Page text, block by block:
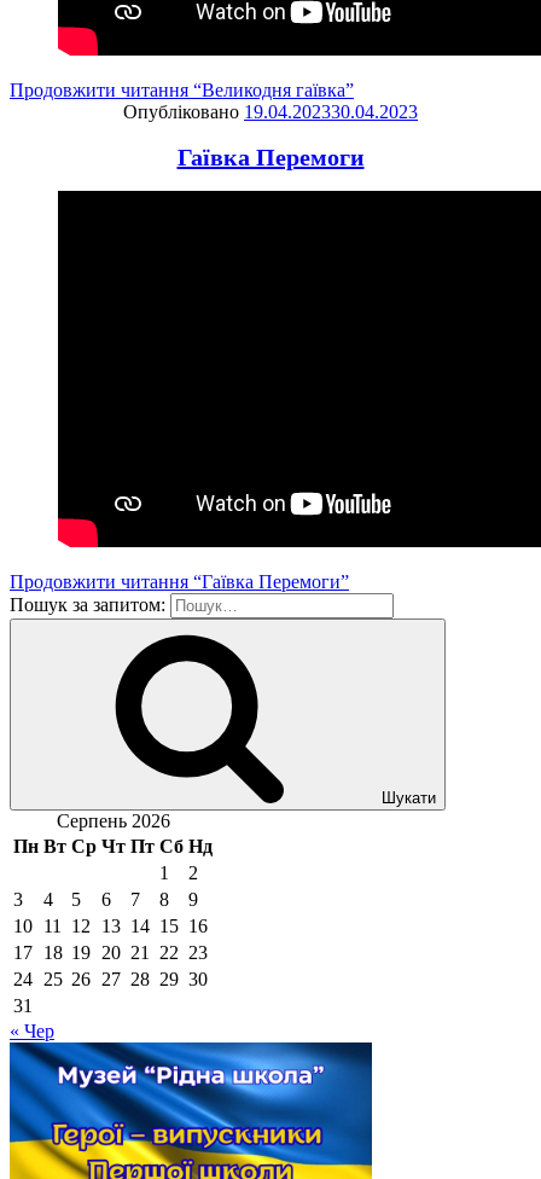
Продовжити читання “Великодня гаївка”
Опубліковано 19.04.202330.04.2023
Гаївка Перемоги
Продовжити читання “Гаївка Перемоги”
Пошук за запитом:
Шукати
Серпень 2026
Пн Вт Ср Чт Пт Сб Нд
1
2
3
4 5 6 7 8
9
10 11 12 13 14 15 16
17 18 19 20 21 22 23
24 25 26 27 28 29 30
31
« Чер